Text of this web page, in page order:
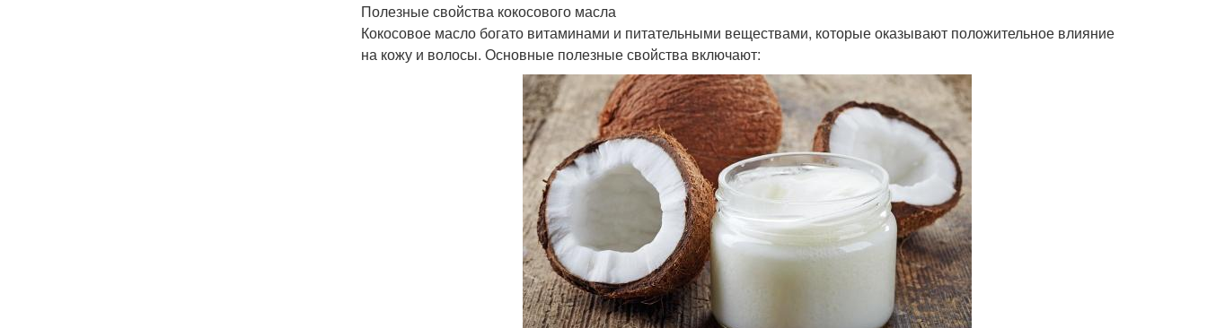
Полезные свойства кокосового масла
Кокосовое масло богато витаминами и питательными веществами, которые оказывают положительное влияние
на кожу и волосы. Основные полезные свойства включают: